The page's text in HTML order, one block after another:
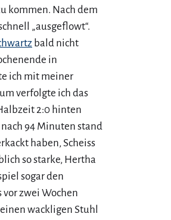
kommen. Nach dem
„ausgeflowt“.
bald nicht
in
ich mit meiner
verfolgte ich das
2:0 hinten
94 Minuten stand
haben, Scheiss
so starke, Hertha
sogar den
zwei Wochen
wackligen Stuhl